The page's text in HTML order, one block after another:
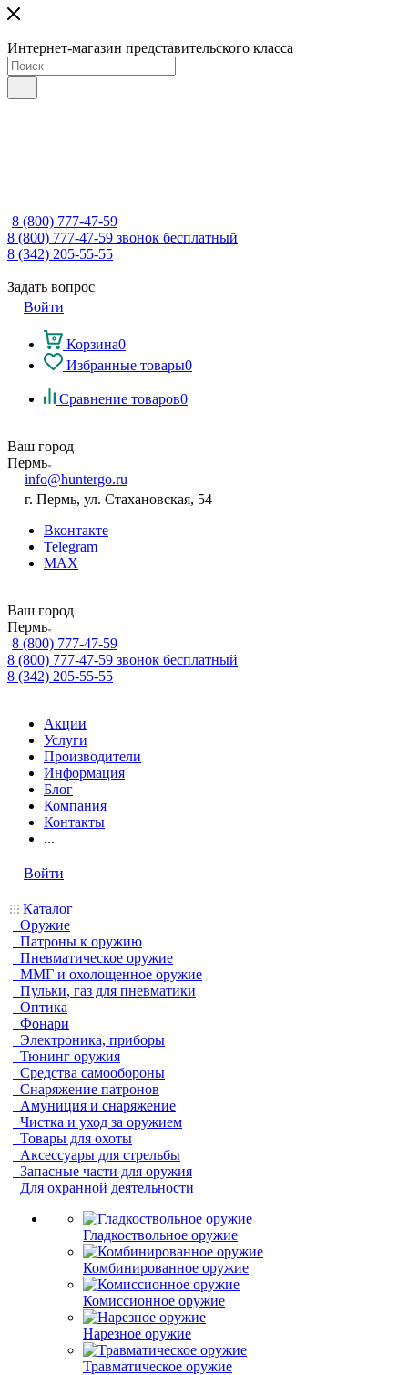
Интернет-магазин представительского класса
8 (800) 777-47-59
8 (800) 777-47-59 звонок бесплатный
8 (342) 205-55-55
Задать вопрос
Войти
Корзина0
Избранные товары0
Сравнение товаров0
Ваш город
Пермь
info@huntergo.ru
г. Пермь, ул. Стахановская, 54
Вконтакте
Telegram
MAX
Ваш город
Пермь
8 (800) 777-47-59
8 (800) 777-47-59 звонок бесплатный
8 (342) 205-55-55
Акции
Услуги
Производители
Информация
Блог
Компания
Контакты
...
Войти
Каталог
Оружие
Патроны к оружию
Пневматическое оружие
ММГ и охолощенное оружие
Пульки, газ для пневматики
Оптика
Фонари
Электроника, приборы
Тюнинг оружия
Средства самообороны
Снаряжение патронов
Амуниция и снаряжение
Чистка и уход за оружием
Товары для охоты
Аксессуары для стрельбы
Запасные части для оружия
Для охранной деятельности
Гладкоствольное оружие
Комбинированное оружие
Комиссионное оружие
Нарезное оружие
Травматическое оружие